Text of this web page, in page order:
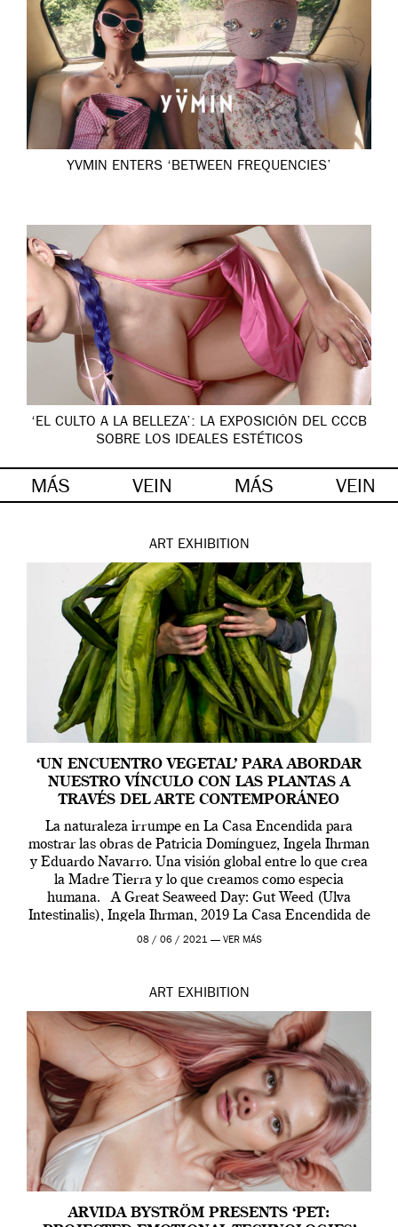
YVMIN ENTERS ‘BETWEEN FREQUENCIES’
‘EL CULTO A LA BELLEZA’: LA EXPOSICIÓN DEL CCCB
SOBRE LOS IDEALES ESTÉTICOS
MÁS VEIN MÁS VEIN
ART EXHIBITION
‘UN ENCUENTRO VEGETAL’ PARA ABORDAR
NUESTRO VÍNCULO CON LAS PLANTAS A
TRAVÉS DEL ARTE CONTEMPORÁNEO
La naturaleza irrumpe en La Casa Encendida para
mostrar las obras de Patricia Domínguez, Ingela Ihrman
y Eduardo Navarro. Una visión global entre lo que crea
la Madre Tierra y lo que creamos como especia
humana. A Great Seaweed Day: Gut Weed (Ulva
Intestinalis), Ingela Ihrman, 2019 La Casa Encendida de
Madrid y la Wellcome […]
08 / 06 / 2021 — VER MÁS
ART EXHIBITION
ARVIDA BYSTRÖM PRESENTS ‘PET: